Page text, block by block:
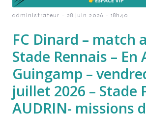
administrateur - 28 juin 2026 - 18h40
FC Dinard – match
Stade Rennais – En
Guingamp –
juillet 2026 – Stade
AUDRIN- missions